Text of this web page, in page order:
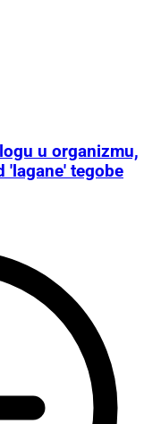
u organizmu,
'lagane' tegobe